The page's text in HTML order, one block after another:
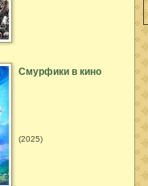
Смурфики в кино
(2025)